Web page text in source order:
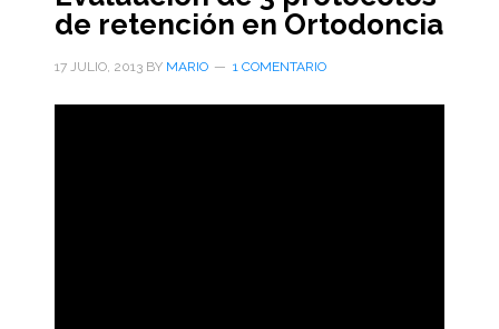
de retención en Ortodoncia
17 JULIO, 2013BY MARIO 1 COMENTARIO